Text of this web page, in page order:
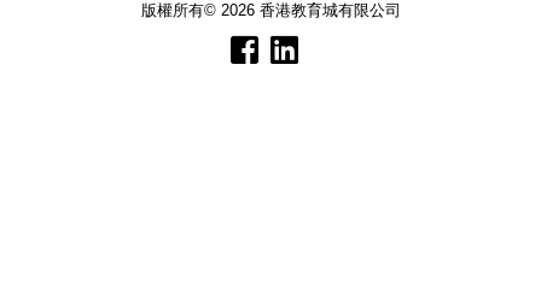
版權所有© 2026 香港教育城有限公司